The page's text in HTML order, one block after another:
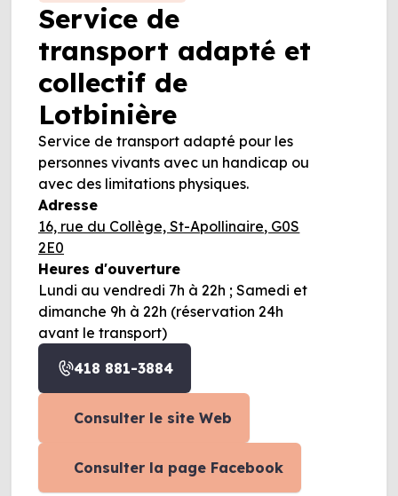
Service de
transport adapté et
collectif de
Lotbinière
Service de transport adapté pour les
personnes vivants avec un handicap ou
avec des limitations physiques.
Adresse
16, rue du Collège, St-Apollinaire, G0S
2E0
Heures d'ouverture
Lundi au vendredi 7h à 22h ; Samedi et
dimanche 9h à 22h (réservation 24h
avant le transport)
418 881-3884
Consulter le site Web
Consulter la page Facebook